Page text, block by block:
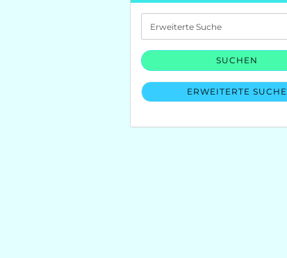
Suche
SUCHEN
ERWEITERTE SUCHE